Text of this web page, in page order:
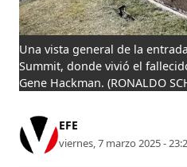
Una vista general de la
Summit, donde vivió el
Gene Hackman. (RONALDO
EFE
viernes, 7 marzo 2025 -